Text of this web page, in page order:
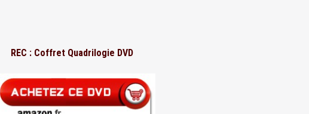
REC : Coffret Quadrilogie DVD